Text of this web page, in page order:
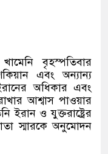
বৃহস্পতিবার
এবং অন্যান্য
অধিকার এবং
রাখার আশ্বাস পাওয়ার
ইরান ও যুক্তরাষ্ট্রের
স্মারকে অনুমোদন